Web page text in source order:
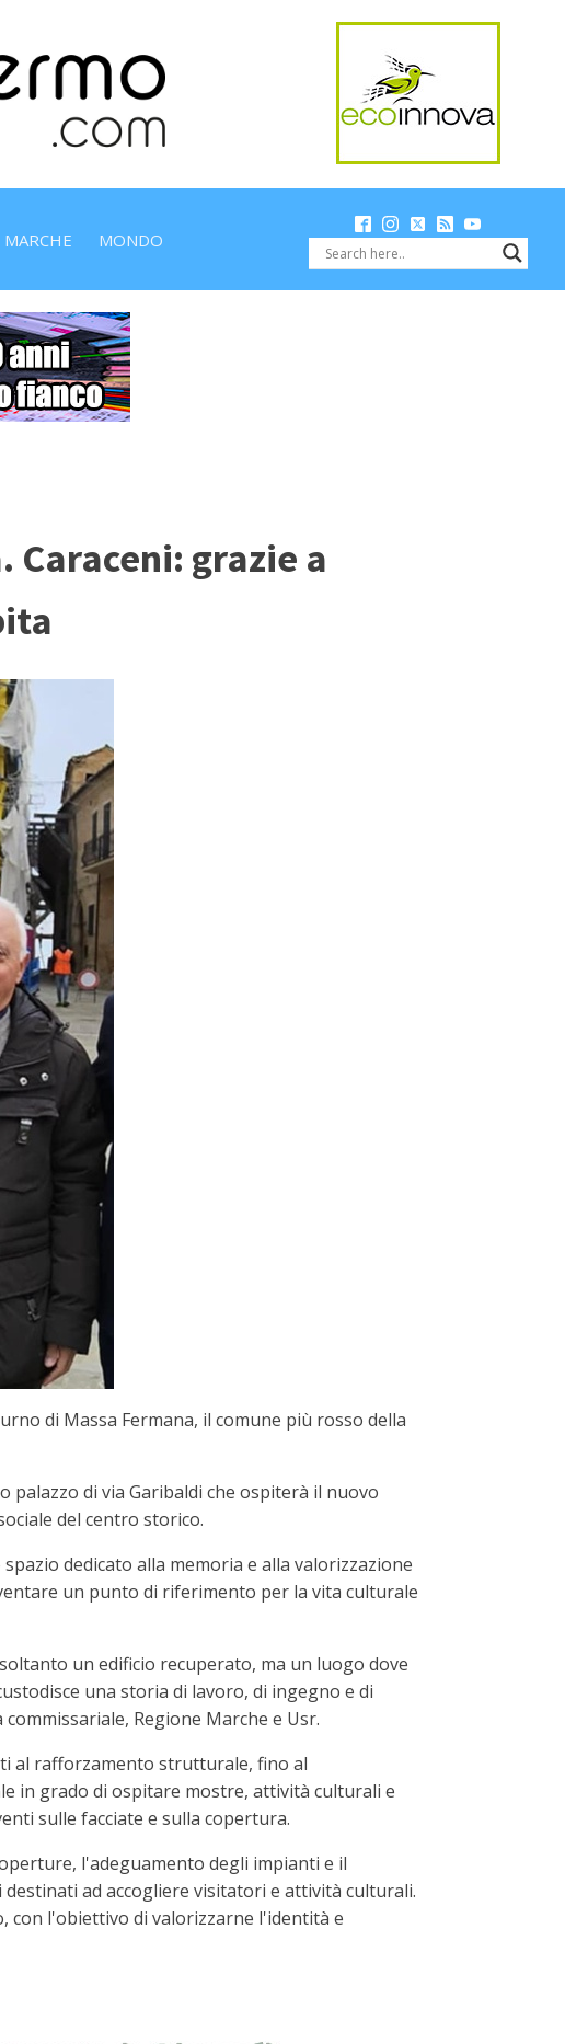
MARCHE MONDO
grazie a
di Massa Fermana, il comune più rosso della
palazzo di via Garibaldi che ospiterà il nuovo
del centro storico.
dedicato alla memoria e alla valorizzazione
un punto di riferimento per la vita culturale
un edificio recuperato, ma un luogo dove
una storia di lavoro, di ingegno e di
Regione Marche e Usr.
al rafforzamento strutturale, fino al
in grado di ospitare mostre, attività culturali e
sulle facciate e sulla copertura.
l'adeguamento degli impianti e il
ad accogliere visitatori e attività culturali.
con l'obiettivo di valorizzarne l'identità e